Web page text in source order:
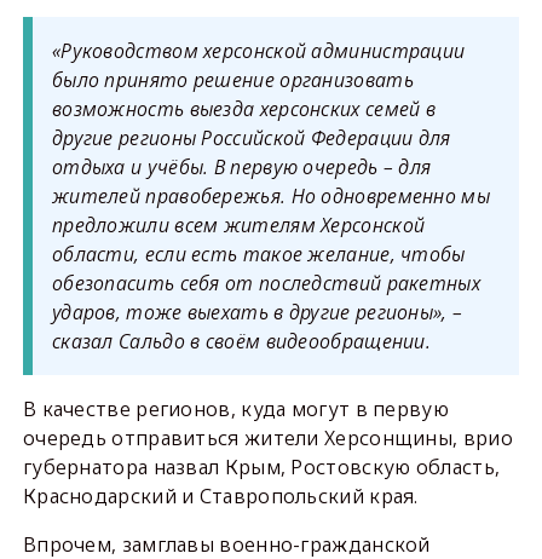
«Руководством херсонской администрации
было принято решение организовать
возможность выезда херсонских семей в
другие регионы Российской Федерации для
отдыха и учёбы. В первую очередь – для
жителей правобережья. Но одновременно мы
предложили всем жителям Херсонской
области, если есть такое желание, чтобы
обезопасить себя от последствий ракетных
ударов, тоже выехать в другие регионы», –
сказал Сальдо в своём видеообращении.
В качестве регионов, куда могут в первую
очередь отправиться жители Херсонщины, врио
губернатора назвал Крым, Ростовскую область,
Краснодарский и Ставропольский края.
Впрочем, замглавы военно-гражданской